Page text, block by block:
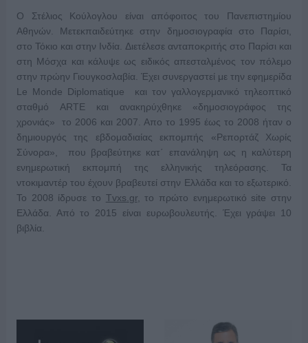
O Στέλιος Kούλογλου είναι απόφοιτος του Πανεπιστημίου
Αθηνών. Μετεκπαιδεύτηκε στην δημοσιογραφία στο Παρίσι,
στο Τόκιο και στην Ινδία. Διετέλεσε ανταποκριτής στο Παρίσι και
στη Mόσχα και κάλυψε ως ειδικός απεσταλμένος τον πόλεμο
στην πρώην Γιουγκοσλαβία. Έχει συνεργαστεί με την εφημερίδα
Le Monde Diplomatique και τον γαλλογερμανικό τηλεοπτικό
σταθμό ARTE και ανακηρύχθηκε «δημοσιογράφος της
χρονιάς» το 2006 και 2007. Απο το 1995 έως το 2008 ήταν ο
δημιουργός της εβδομαδιαίας εκπομπής «Ρεπορτάζ Χωρίς
Σύνορα», που βραβεύτηκε κατ΄ επανάληψη ως η καλύτερη
ενημερωτική εκπομπή της ελληνικής τηλεόρασης. Τα
ντοκιμαντέρ του έχουν βραβευτεί στην Ελλάδα και το εξωτερικό.
Το 2008 ίδρυσε το Tvxs gr, το πρώτο ενημερωτικό site στην
Ελλάδα. Από το 2015 είναι ευρωβουλευτής. Έχει γράψει 10
βιβλία.